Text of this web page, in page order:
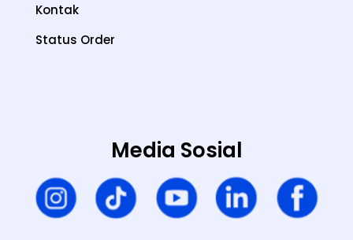
Kontak
Status Order
Media Sosial